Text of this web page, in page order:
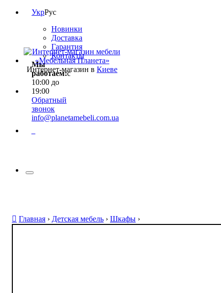
УкрРус
Новинки
Доставка
Гарантия
Контакты
Мы
работаем:с
10:00 до
19:00
Обратный
звонок
info@planetamebeli.com.ua
Интернет-магазин в Киеве
Главная › Детская мебель › Шкафы ›